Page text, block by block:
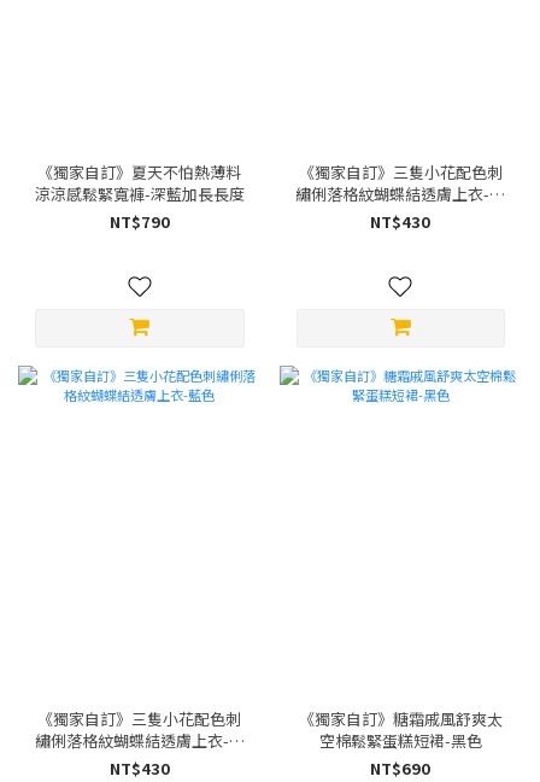
《獨家自訂》夏天不怕熱薄料
涼涼感鬆緊寬褲-深藍加長長度
NT$790
《獨家自訂》三隻小花配色刺
繡俐落格紋蝴蝶結透膚上衣-黑
色
NT$430
《獨家自訂》三隻小花配色刺
繡俐落格紋蝴蝶結透膚上衣-藍
色
NT$430
《獨家自訂》糖霜戚風舒爽太
空棉鬆緊蛋糕短裙-黑色
NT$690